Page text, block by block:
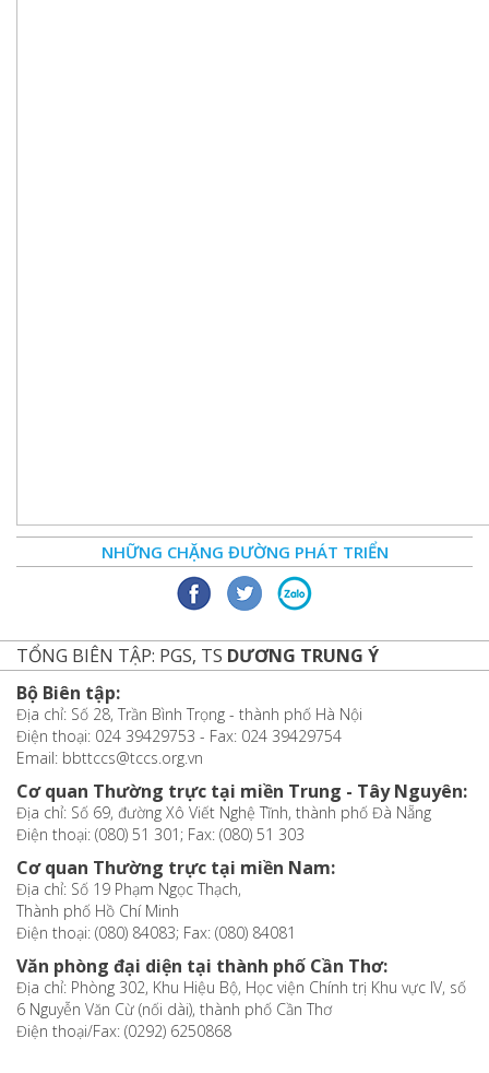
NHỮNG CHẶNG ĐƯỜNG PHÁT TRIỂN
TỔNG BIÊN TẬP: PGS, TS DƯƠNG TRUNG Ý
Bộ Biên tập:
Địa chỉ: Số 28, Trần Bình Trọng - thành phố Hà Nội
Điện thoại: 024 39429753 - Fax: 024 39429754
Email: bbttccs@tccs.org.vn
Cơ quan Thường trực tại miền Trung - Tây Nguyên:
Địa chỉ: Số 69, đường Xô Viết Nghệ Tĩnh, thành phố Đà Nẵng
Điện thoại: (080) 51 301; Fax: (080) 51 303
Cơ quan Thường trực tại miền Nam:
Địa chỉ: Số 19 Phạm Ngọc Thạch,
Thành phố Hồ Chí Minh
Điện thoại: (080) 84083; Fax: (080) 84081
Văn phòng đại diện tại thành phố Cần Thơ:
Địa chỉ: Phòng 302, Khu Hiệu Bộ, Học viện Chính trị Khu vực IV, số
6 Nguyễn Văn Cừ (nối dài), thành phố Cần Thơ
Điện thoại/Fax: (0292) 6250868